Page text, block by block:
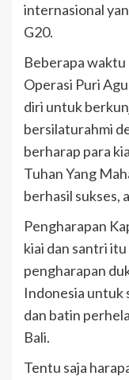
internasional
G20.
Beberapa waktu
Operasi Puri
diri untuk
bersilaturahmi
berharap para
Tuhan Yang
berhasil sukses,
Pengharapan
kiai dan santri
pengharapan
Indonesia untuk
dan batin
Bali.
Tentu saja